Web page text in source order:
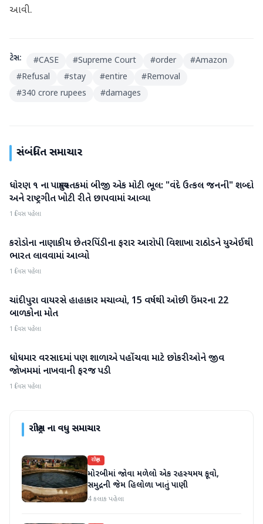
આવી.
ટેગ્સ: #CASE #Supreme Court #order #Amazon
#Refusal #stay #entire #Removal
#340 crore rupees #damages
સંબંધિત સમાચાર
રાષ્ટ્રીય
ધોરણ ૧ ના પાઠ્યપુસ્તકમાં બીજી એક મોટી ભૂલ: "વંદે ઉત્કલ જનની" શબ્દો
અને રાષ્ટ્રગીત ખોટી રીતે છાપવામાં આવ્યા
1 દિવસ પહેલા
રાષ્ટ્રીય
કરોડોના નાણાકીય છેતરપિંડીના ફરાર આરોપી વિશાખા રાઠોડને યુએઈથી
ભારત લાવવામાં આવ્યો
1 દિવસ પહેલા
રાષ્ટ્રીય
ચાંદીપુરા વાયરસે હાહાકાર મચાવ્યો, 15 વર્ષથી ઓછી ઉંમરના 22
બાળકોના મોત
1 દિવસ પહેલા
રાષ્ટ્રીય
ધોધમાર વરસાદમાં પણ શાળાએ પહોંચવા માટે છોકરીઓને જીવ
જોખમમાં નાખવાની ફરજ પડી
1 દિવસ પહેલા
રાષ્ટ્રીયના વધુ સમાચાર
રાષ્ટ્રીય
મોરબીમાં જોવા મળેલો એક રહસ્યમય કૂવો,
સમુદ્રની જેમ હિલોળા ખાતું પાણી
4 કલાક પહેલા